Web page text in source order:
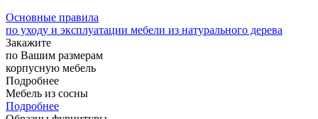
Основные правила
по уходу и эксплуатации мебели из натурального дерева
Закажите
по Вашим размерам
корпусную мебель
Подробнее
Мебель из сосны
Подробнее